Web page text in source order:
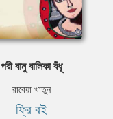
পরী বানু বালিকা বঁধূ
রাবেয়া খাতুন
ফ্রি বই